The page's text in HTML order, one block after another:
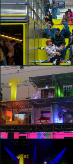
1st (First)
Stefano Bassi
1st (First)
Paula Susana
Garzon